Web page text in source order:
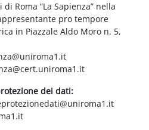
Roma “La Sapienza” nella
pro tempore
in Piazzale Aldo Moro n. 5,
dei dati: